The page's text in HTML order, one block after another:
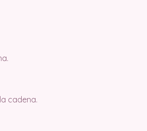
cadena.